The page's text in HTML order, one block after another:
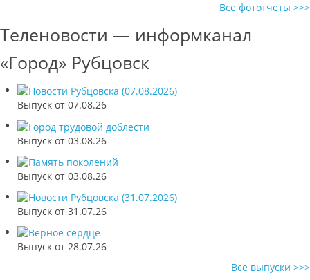
Все фототчеты >>>
Теленовости — информканал
«Город» Рубцовск
Выпуск от 07.08.26
Выпуск от 03.08.26
Выпуск от 03.08.26
Выпуск от 31.07.26
Выпуск от 28.07.26
Все выпуски >>>